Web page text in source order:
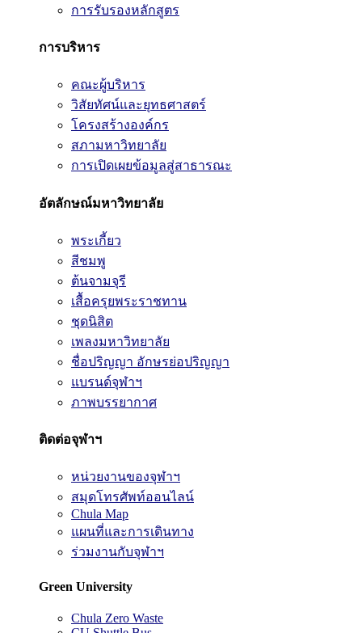
การรับรองหลักสูตร
การบริหาร
คณะผู้บริหาร
วิสัยทัศน์และยุทธศาสตร์
โครงสร้างองค์กร
สภามหาวิทยาลัย
การเปิดเผยข้อมูลสู่สาธารณะ
อัตลักษณ์มหาวิทยาลัย
พระเกี้ยว
สีชมพู
ต้นจามจุรี
เสื้อครุยพระราชทาน
ชุดนิสิต
เพลงมหาวิทยาลัย
ชื่อปริญญา อักษรย่อปริญญา
แบรนด์จุฬาฯ
ภาพบรรยากาศ
ติดต่อจุฬาฯ
หน่วยงานของจุฬาฯ
สมุดโทรศัพท์ออนไลน์
Chula Map
แผนที่และการเดินทาง
ร่วมงานกับจุฬาฯ
Green University
Chula Zero Waste